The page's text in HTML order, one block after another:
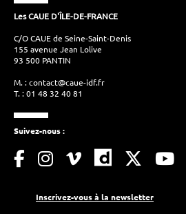
Les CAUE D'ÎLE-DE-FRANCE
C/O CAUE de Seine-Saint-Denis
155 avenue Jean Lolive
93 500 PANTIN
M. :contact@caue-idf.fr
T. : 01 48 32 40 81
Suivez-nous :
Inscrivez-vous à la newsletter